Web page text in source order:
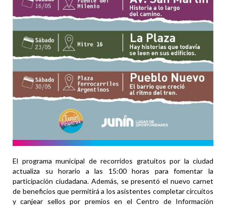
El programa municipal de recorridos gratuitos por la ciudad
actualiza su horario a las 15:00 horas para fomentar la
participación ciudadana. Además, se presentó el nuevo carnet
de beneficios que permitirá a los asistentes completar circuitos
y canjear sellos por premios en el Centro de Información